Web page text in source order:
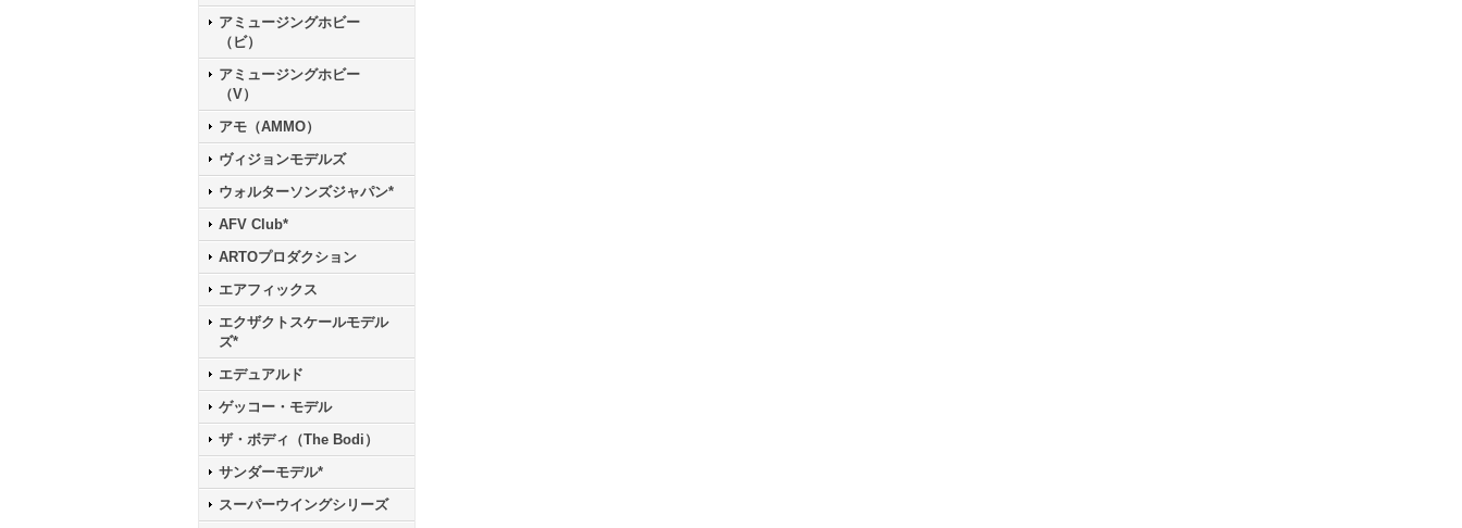
アミュージングホビー
（ビ）
アミュージングホビー
（V）
アモ（AMMO）
ヴィジョンモデルズ
ウォルターソンズジャパン*
AFV Club*
ARTOプロダクション
エアフィックス
エクザクトスケールモデル
ズ*
エデュアルド
ゲッコー・モデル
ザ・ボディ（The Bodi）
サンダーモデル*
スーパーウイングシリーズ